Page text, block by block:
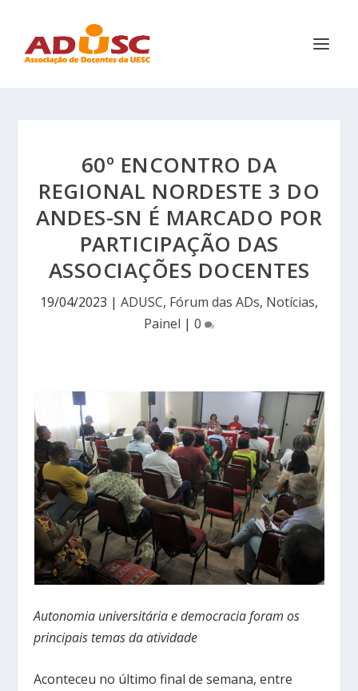
60º ENCONTRO DA
REGIONAL NORDESTE 3 DO
ANDES-SN É MARCADO POR
PARTICIPAÇÃO DAS
ASSOCIAÇÕES DOCENTES
19/04/2023 | ADUSC, Fórum das ADs, Notícias,
Painel | 0
Autonomia universitária e democracia foram os
principais temas da atividade
Aconteceu no último final de semana, entre